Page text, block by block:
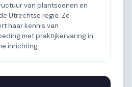
van plantsoenen en
Utrechtse regio. Ze
haar kennis van
met praktijkervaring in
inrichting.